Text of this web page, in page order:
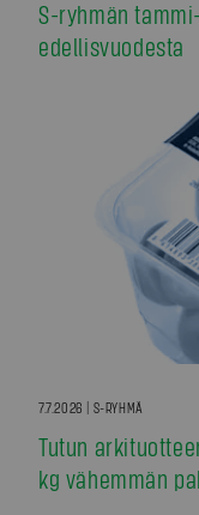
S-ryhmän
edellisvuodesta
7.7.2026 | S-RYHMÄ
Tutun
kg vähemmän